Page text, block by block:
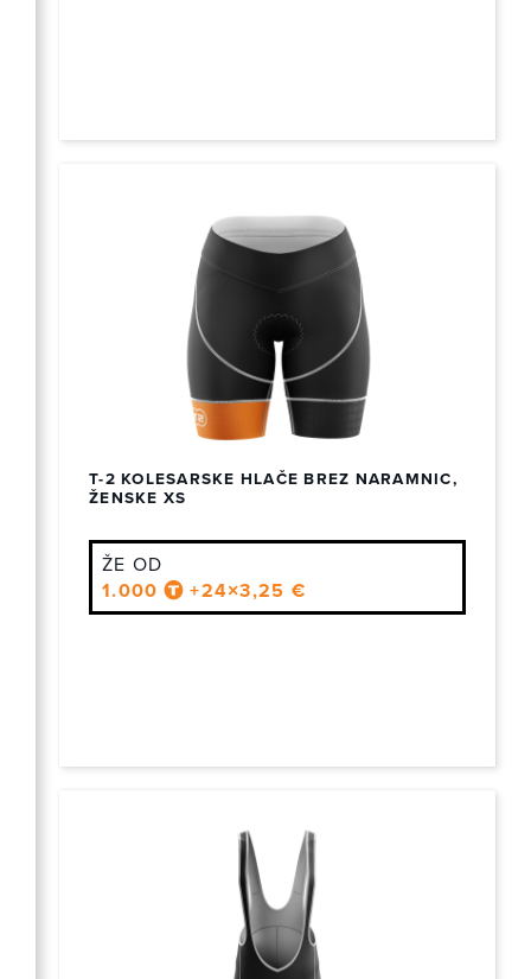
T-2 KOLESARSKE HLAČE BREZ NARAMNIC,
ŽENSKE XS
ŽE OD
1.000
+24×3,25 €